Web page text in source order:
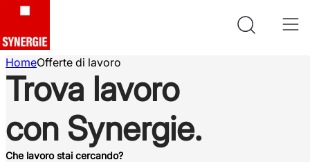
HomeOfferte di lavoro
Trova lavoro
con Synergie.
Che lavoro stai cercando?